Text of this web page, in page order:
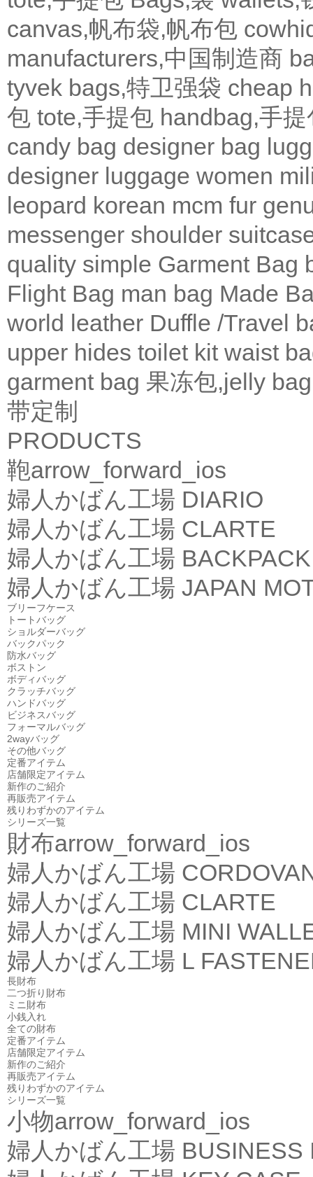
canvas,帆布袋,帆布包
manufacturers,中国制造商
tyvek bags,特卫强袋 cheap
包 tote,手提包 handbag,手提
candy bag designer bag
designer luggage women
leopard korean mcm fur
messenger shoulder
quality simple Garment Bag
Flight Bag man bag Made
world leather Duffle /Travel
upper hides toilet kit waist
garment bag 果冻包,jelly bag
带定制
PRODUCTS
鞄arrow_forward_ios
婦人かばん工場 DIARIO
婦人かばん工場 CLARTE
婦人かばん工場 BACKPACK
婦人かばん工場 JAPAN
ブリーフケース
トートバッグ
ショルダーバッグ
バックパック
防水バッグ
ボストン
ボディバッグ
クラッチバッグ
ハンドバッグ
ビジネスバッグ
フォーマルバッグ
2wayバッグ
その他バッグ
定番アイテム
店舗限定アイテム
新作のご紹介
再販売アイテム
残りわずかのアイテム
シリーズ一覧
財布arrow_forward_ios
婦人かばん工場
婦人かばん工場 CLARTE
婦人かばん工場 MINI
婦人かばん工場 L
長財布
二つ折り財布
ミニ財布
小銭入れ
全ての財布
定番アイテム
店舗限定アイテム
新作のご紹介
再販売アイテム
残りわずかのアイテム
シリーズ一覧
小物arrow_forward_ios
婦人かばん工場 BUSINESS